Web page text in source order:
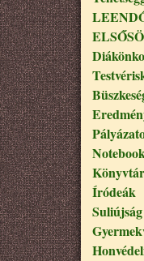
Könyvtár
Íródeák
Suliújság